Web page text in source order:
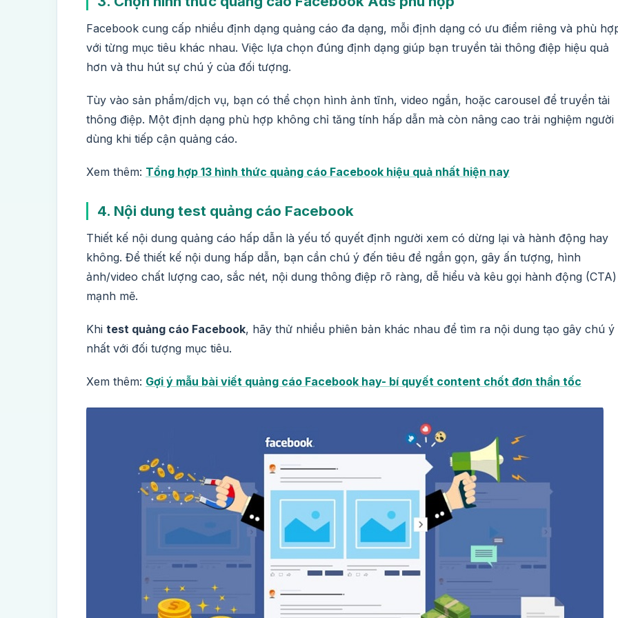
Facebook cung cấp nhiều định dạng quảng cáo đa dạng, mỗi định dạng có ưu điểm riêng và phù
với từng mục tiêu khác nhau. Việc lựa chọn đúng định dạng giúp bạn truyền tải thông điệp hiệu quả
hơn và thu hút sự chú ý của đối tượng.
Tùy vào sản phẩm/dịch vụ, bạn có thể chọn hình ảnh tĩnh, video ngắn, hoặc carousel để truyền tải
thông điệp. Một định dạng phù hợp không chỉ tăng tính hấp dẫn mà còn nâng cao trải nghiệm người
dùng khi tiếp cận quảng cáo.
Xem thêm: Tổng hợp 13 hình thức quảng cáo Facebook hiệu quả nhất hiện nay
4. Nội dung test quảng cáo Facebook
Thiết kế nội dung quảng cáo hấp dẫn là yếu tố quyết định người xem có dừng lại và hành động hay
không. Để thiết kế nội dung hấp dẫn, bạn cần chú ý đến tiêu đề ngắn gọn, gây ấn tượng, hình
ảnh/video chất lượng cao, sắc nét, nội dung thông điệp rõ ràng, dễ hiểu và kêu gọi hành động (CTA)
mạnh mẽ.
Khi test quảng cáo Facebook, hãy thử nhiều phiên bản khác nhau để tìm ra nội dung tạo gây chú ý
nhất với đối tượng mục tiêu.
Xem thêm: Gợi ý mẫu bài viết quảng cáo Facebook hay- bí quyết content chốt đơn thần tốc